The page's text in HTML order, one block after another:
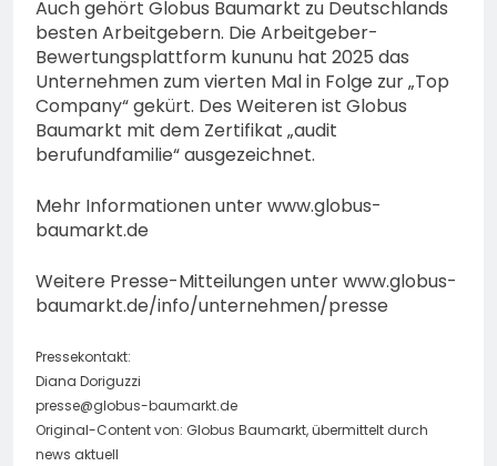
Auch gehört Globus Baumarkt zu Deutschlands
besten Arbeitgebern. Die Arbeitgeber-
Bewertungsplattform kununu hat 2025 das
Unternehmen zum vierten Mal in Folge zur „Top
Company“ gekürt. Des Weiteren ist Globus
Baumarkt mit dem Zertifikat „audit
berufundfamilie“ ausgezeichnet.
Mehr Informationen unter www.globus-
baumarkt.de
Weitere Presse-Mitteilungen unter www.globus-
baumarkt.de/info/unternehmen/presse
Pressekontakt:
Diana Doriguzzi
presse@globus-baumarkt.de
Original-Content von: Globus Baumarkt, übermittelt durch
news aktuell